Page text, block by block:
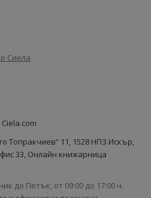
Сиела
Ciela.com
Топракчиев“ 11, 1528 НПЗ Искър,
33, Онлайн книжарница
до Петък, от 09:00 до 17:00 ч.